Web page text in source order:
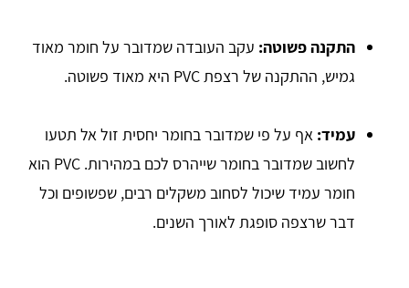
התקנה פשוטה: עקב העובדה שמדובר על חומר מאוד
גמיש, ההתקנה של רצפת PVC היא מאוד פשוטה.
עמיד: אף על פי שמדובר בחומר יחסית זול אל תטעו
לחשוב שמדובר בחומר שייהרס לכם במהירות. PVC הוא
חומר עמיד שיכול לסחוב משקלים רבים, שפשופים וכל
דבר שרצפה סופגת לאורך השנים.